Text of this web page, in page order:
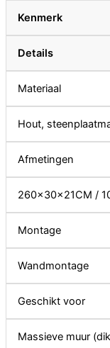
Kenmerk
Details
Materiaal
Hout,
Afmetingen
260×30×21CM /
Montage
Wandmontage
Geschikt voor
Massieve muur